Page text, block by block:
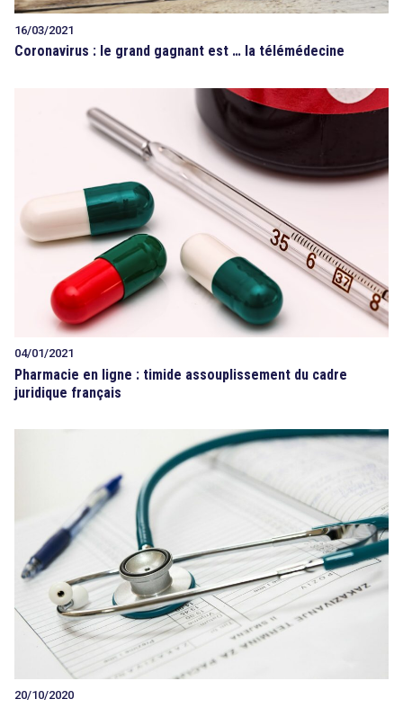
16/03/2021
Coronavirus : le grand gagnant est … la télémédecine
04/01/2021
Pharmacie en ligne : timide assouplissement du cadre
juridique français
20/10/2020